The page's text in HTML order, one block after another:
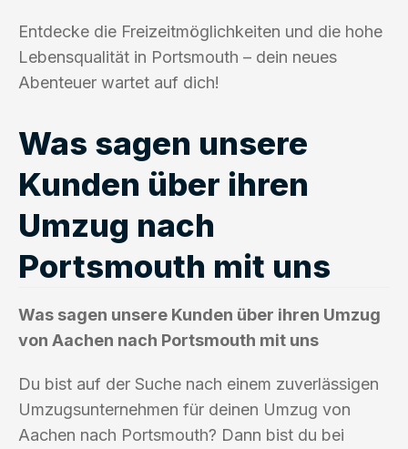
Entdecke die Freizeitmöglichkeiten und die hohe
Lebensqualität in Portsmouth – dein neues
Abenteuer wartet auf dich!
Was sagen unsere
Kunden über ihren
Umzug nach
Portsmouth mit uns
Was sagen unsere Kunden über ihren Umzug
von Aachen nach Portsmouth mit uns
Du bist auf der Suche nach einem zuverlässigen
Umzugsunternehmen für deinen Umzug von
Aachen nach Portsmouth? Dann bist du bei